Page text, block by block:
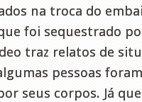
na troca do
foi sequestrado
traz relatos de
pessoas
seus corpos. Já